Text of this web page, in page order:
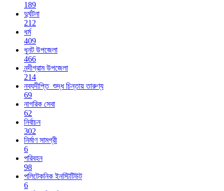
189
দুর্ঘটনা
212
ধর্ম
409
ধুনট উপজেলা
466
নন্দীগ্রাম উপজেলা
214
নব্যদীপ্তি_শুদ্ধ চিন্তায় তারুণ্য
69
নাগরিক সেবা
62
নির্বাচন
302
নির্মাণ সামগ্রী
6
পরিবহন
98
পলিটেকনিক ইনস্টিটিউট
6